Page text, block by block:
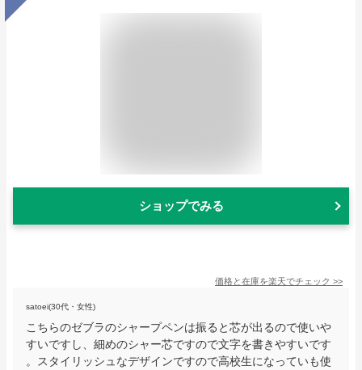
ショップでみる
価格と在庫を楽天でチェック >>
satoei(30代・女性)
こちらのゼブラのシャープペンは振ると芯が出るので使いや
すいですし、細めのシャー芯ですので文字を書きやすいです
。スタイリッシュなデザインですので高校生になっていも使